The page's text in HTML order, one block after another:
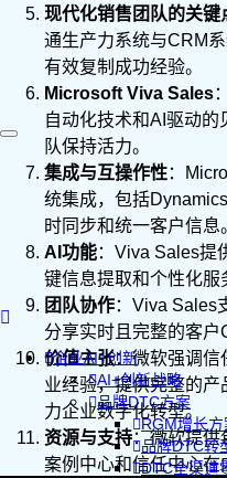
企业AI+创新
AI+创新战略
品牌DTC方案
RGM增长方
品牌DTC转
DTC全渠道
现代化销售团队的关键
通生产力系统与CRM
有效复制成功经验。
Microsoft Viva Sales
自动化技术和AI驱动的
队保持活力。
集成与互操作性：
统集成，包括
时同步和统一客户信息
AI功能：Viva Sales提
键信息提取和个性化服
团队协作：Viva Sales
分享实时且完整的客户
价值主张：微软强调信
业经验，提供完整的
力企业数字化转型。
资源与支持：微软提供
案例中心和信任中心在